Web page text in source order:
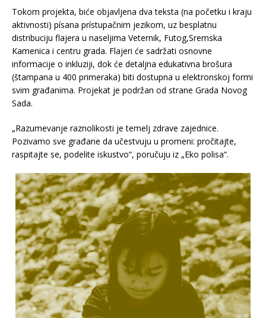
Tokom projekta, biće objavljena dva teksta (na početku i kraju
aktivnosti) písana prístupačnim jezikom, uz besplatnu
distribuciju flajera u naseljima Veternik, Futog,Sremska
Kamenica i centru grada. Flajeri će sadržati osnovne
informacije o inkluziji, dok će detaljna edukativna brošura
(štampana u 400 primeraka) biti dostupna u elektronskoj formi
svim građanima. Projekat je podržan od strane Grada Novog
Sada.
„Razumevanje raznolikosti je temelj zdrave zajednice.
Pozivamo sve građane da učestvuju u promeni: pročitajte,
raspitajte se, podelite iskustvo“, poručuju iz „Eko polisa“.